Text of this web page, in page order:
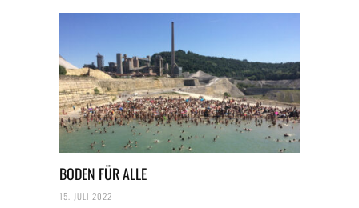
BODEN FÜR ALLE
15. JULI 2022